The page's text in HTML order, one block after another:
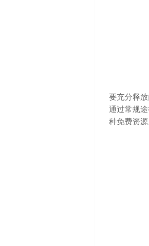
要充分释
通过常规
种免费资